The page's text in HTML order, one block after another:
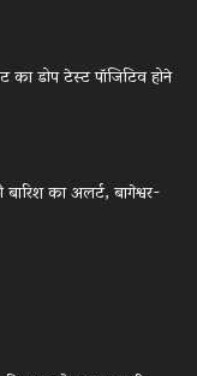
डोप टेस्ट पॉजिटिव होने
का अलर्ट, बागेश्वर-